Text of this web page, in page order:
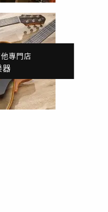
專門店
器